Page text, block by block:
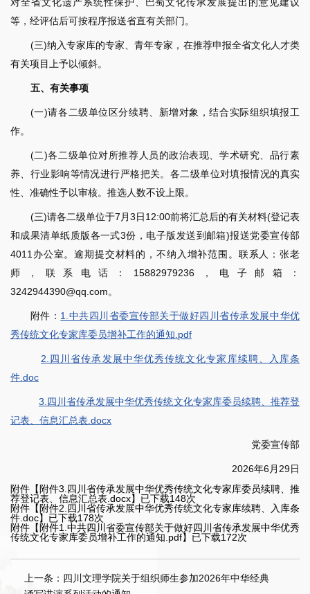
对全省文化遗产系统性保护、巴蜀文化传承发展提出的意见建议
等，经评估后可按程序报送省直有关部门。
(三)纳入专家库的专家、青年专家，在推荐申报全省文化人才类
有关项目上予以倾斜。
五、有关事项
(一)请各二级单位区分续聘、新增对象，结合实际组织填报工
作。
(二)各二级单位对所推荐人员的政治表现、学术研究、品行素
养、行业影响等情况进行严格把关。各二级单位对填报情况的真实
性、准确性予以审核。推选人数不设上限。
(三)请各二级单位于7月3日12:00前将汇总后的有关材料(登记表
和成果清单纸质版各一式3份，电子版发送到邮箱)报送党委宣传部
4011办公室。逾期提交材料的，不纳入增补范围。联系人：张老
师，联系电话：15882979236，电子邮箱：
3242944390@qq.com。
附件： 1.中共四川省委宣传部关于做好四川省传承发展中华优
秀传统文化专家库委员增补工作的通知.pdf
2.四川省传承发展中华优秀传统文化专家库续聘、入库条
件.doc
3.四川省传承发展中华优秀传统文化专家库委员续聘、推荐登
记表、信息汇总表.docx
党委宣传部
2026年6月29日
附件【 附件3.四川省传承发展中华优秀传统文化专家库委员续聘、推
荐登记表、信息汇总表.docx】已下载148次
附件【 附件2.四川省传承发展中华优秀传统文化专家库续聘、入库条
件.doc】已下载178次
附件【 附件1.中共四川省委宣传部关于做好四川省传承发展中华优秀
传统文化专家库委员增补工作的通知.pdf】已下载172次
上一条：四川文理学院关于组织师生参加2026年中华经典